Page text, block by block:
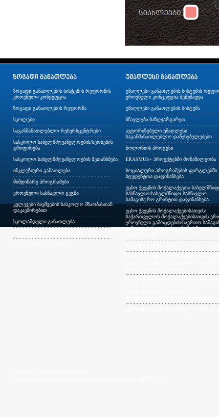
ზოგადი განათლების სისტემის რეფორმის
ეროვნული კონცეფცია
ზოგადი განათლების რეფორმა
სკოლები
საგანმანათლებლო რესურსცენტრები
სასკოლო სახელმძღვანელოების/სერიების
გრიფირება
სასკოლო სახელმძღვანელოების შეთანხმება
ინკლუზიური განათლება
მიმდინარე პროგრამები
ეროვნული სასწავლო გეგმა
კვლევები ბავშვების სასკოლო მზაობასთან
დაკავშირებით
სკოლამდელი განათლება
უმაღლესი განათლების სისტემის
ეროვნული კონცეფცია შემუშავდა
უმაღლესი განათლების სისტემა
სწავლება საზღვარგარეთ
ავტორიზებული უმაღლესი
საგანმანათლებლო დაწესებულებები
ბოლონიის პროცესი
ERASMUS+ პროექტებში მონაწილეობა
სოციალური პროგრამების ფარგლებში
სტუდენტთა დაფინანსება
უცხო ქვეყნის მოქალაქეეთა
სასწავლო/სახელმწიფო სასწავლო
სამაგისტრო გრანტით დაფინანსება
უცხო ქვეყნის მოქალაქეებისათვის/
საქართველოს მოქალაქეებისათვის
ეროვნული გამოცდების/საერთო
გამოცდების გავლის გარეშე სწავლის